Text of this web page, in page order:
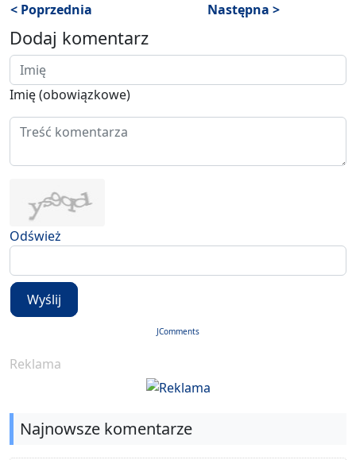
< Poprzednia
Następna >
Dodaj komentarz
Imię (obowiązkowe)
Odśwież
Wyślij
JComments
Reklama
Najnowsze komentarze